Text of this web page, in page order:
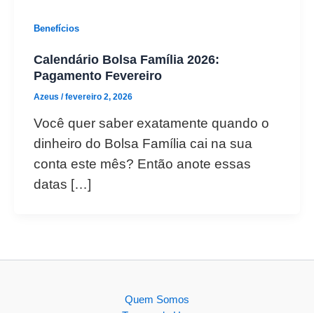
Benefícios
Calendário Bolsa Família 2026:
Pagamento Fevereiro
Azeus /fevereiro 2, 2026
Você quer saber exatamente quando o
dinheiro do Bolsa Família cai na sua
conta este mês? Então anote essas
datas […]
Quem Somos